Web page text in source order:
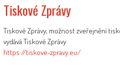
Tiskové Zprávy
Tiskové Zprávy, možnost zveřejnění
vydává Tiskové Zprávy
https://tiskove-zpravy.eu/